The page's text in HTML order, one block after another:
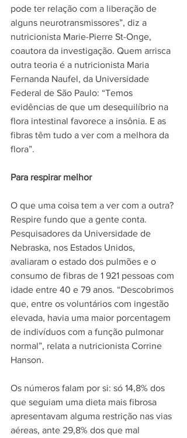
pode ter relação com a liberação de
alguns neurotransmissores”, diz a
nutricionista Marie-Pierre St-Onge,
coautora da investigação. Quem arrisca
outra teoria é a nutricionista Maria
Fernanda Naufel, da Universidade
Federal de São Paulo: “Temos
evidências de que um desequilíbrio na
flora intestinal favorece a insônia. E as
fibras têm tudo a ver com a melhora da
flora”.
Para respirar melhor
O que uma coisa tem a ver com a outra?
Respire fundo que a gente conta.
Pesquisadores da Universidade de
Nebraska, nos Estados Unidos,
avaliaram o estado dos pulmões e o
consumo de fibras de 1 921 pessoas com
idade entre 40 e 79 anos. “Descobrimos
que, entre os voluntários com ingestão
elevada, havia uma maior porcentagem
de indivíduos com a função pulmonar
normal”, relata a nutricionista Corrine
Hanson.
Os números falam por si: só 14,8% dos
que seguiam uma dieta mais fibrosa
apresentavam alguma restrição nas vias
aéreas, ante 29,8% dos que mal